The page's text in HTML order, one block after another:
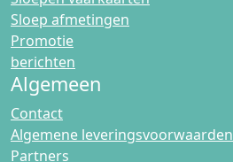
Sloep afmetingen
Promotie
berichten
Algemeen
Contact
Algemene leveringsvoorwaarden
Partners